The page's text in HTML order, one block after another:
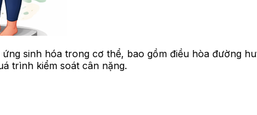
sinh hóa trong cơ thể, bao gồm điều hòa đường
trình kiểm soát cân nặng.